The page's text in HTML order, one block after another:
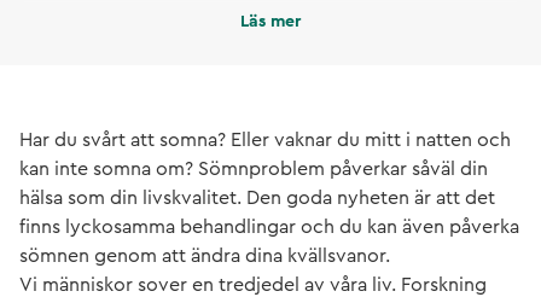
livskvalitet. Den goda nyheten är att det finns lyckosamma
Läs mer
Har du svårt att somna? Eller vaknar du mitt i natten och
kan inte somna om? Sömnproblem påverkar såväl din
hälsa som din livskvalitet. Den goda nyheten är att det
finns lyckosamma behandlingar och du kan även påverka
sömnen genom att ändra dina kvällsvanor.
Vi människor sover en tredjedel av våra liv. Forskning